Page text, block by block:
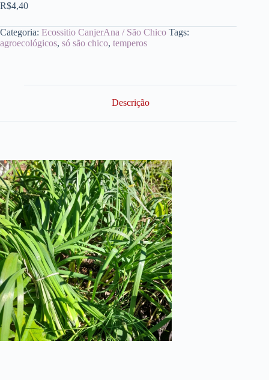
R$4,40
Categoria: Ecossitio CanjerAna / São Chico Tags:
agroecológicos, só são chico, temperos
Descrição